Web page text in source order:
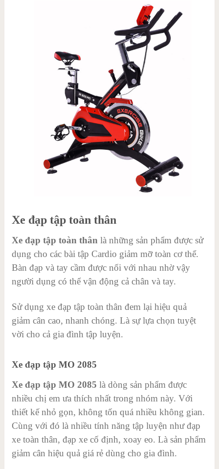
Xe đạp tập toàn thân
Xe đạp tập toàn thân là những sản phẩm được sử
dụng cho các bài tập Cardio giảm mỡ toàn cơ thể.
Bàn đạp và tay cầm được nối với nhau nhờ vậy
người dụng có thể vận động cả chân và tay.
Sử dụng xe đạp tập toàn thân đem lại hiệu quả
giảm cân cao, nhanh chóng. Là sự lựa chọn tuyệt
vời cho cả gia đình tập luyện.
Xe đạp tập MO 2085
Xe đạp tập MO 2085 là dòng sản phẩm được
nhiều chị em ưa thích nhất trong nhóm này. Với
thiết kế nhỏ gọn, không tốn quá nhiều không gian.
Cùng với đó là nhiều tính năng tập luyện như đạp
xe toàn thân, đạp xe cố định, xoay eo. Là sản phẩm
giảm cân hiệu quả giá rẻ dùng cho gia đình.